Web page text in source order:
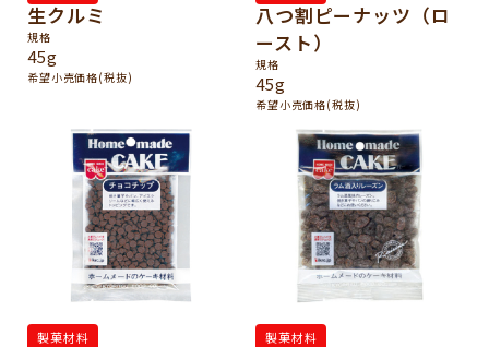
生クルミ
規格
45g
希望小売価格(税抜)
八つ割ピーナッツ（ロ
ースト）
規格
45g
希望小売価格(税抜)
製菓材料 製菓材料